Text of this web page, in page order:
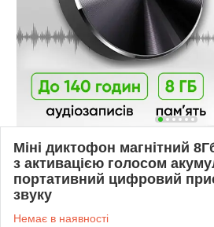
Міні диктофон магнітний
з активацією голосом
портативний цифровий
звуку
Немає в наявності